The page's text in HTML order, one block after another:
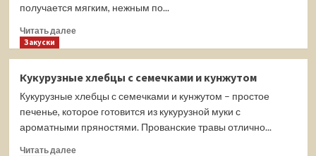
получается мягким, нежным по...
Читать далееПрочитать
печенье
с
цедрой
(без
яиц)
Закуски
Кукурузные хлебцы с семечками и кунжутом
Кукурузные хлебцы с семечками и кунжутом – простое
печенье, которое готовится из кукурузной муки с
ароматными пряностями. Прованские травы отлично...
Читать далееПрочитать